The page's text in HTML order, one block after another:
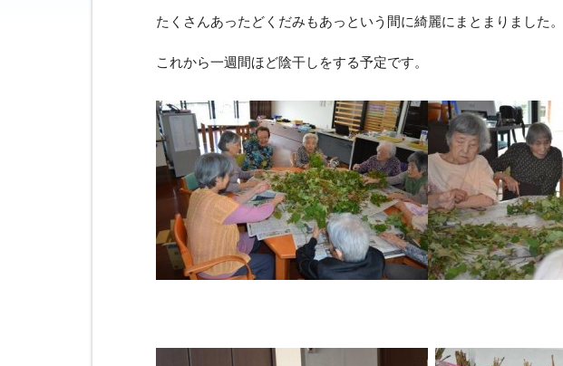
たくさんあったどくだみもあっという間に綺麗にまとまりました。
これから一週間ほど陰干しをする予定です。